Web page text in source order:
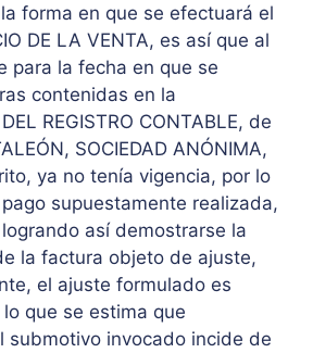
la forma en que se efectuará el
DE LA VENTA, es así que al
para la fecha en que se
contenidas en la
REGISTRO CONTABLE, de
SOCIEDAD ANÓNIMA,
ya no tenía vigencia, por lo
supuestamente realizada,
así demostrarse la
la factura objeto de ajuste,
el ajuste formulado es
que se estima que
submotivo invocado incide de